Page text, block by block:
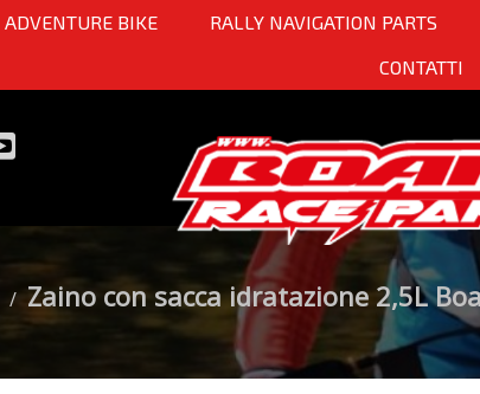
ADVENTURE BIKE RALLY NAVIGATION PARTS
CONTATTI
Zaino con sacca idratazione 2,5L